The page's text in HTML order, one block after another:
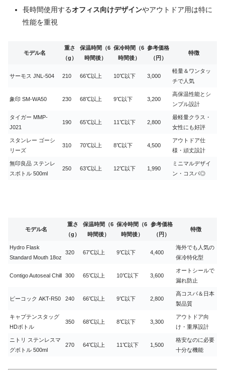
長時間使用するオフィス向けデザインやアウトドア用は特に
性能を重視
モデル名
重さ
（g）
保温時間（6
時間後）
保冷時間（6
時間後）
参考価格
（円）
特徴
サーモス JNL-504 210 66℃以上 10℃以下 3,000
軽量＆ワンタッ
チで人気
象印 SM-WA50 230 68℃以上 9℃以下 3,200
高保温性能とシ
ンプル設計
タイガー MMP-
J021
190 65℃以上 11℃以下 2,800
最軽量クラス・
女性にも好評
スタンレー ゴーシ
リーズ
310 70℃以上 8℃以下 4,500
アウトドア仕
様・頑丈設計
無印良品 ステンレ
スボトル 500ml
250 63℃以上 12℃以下 1,990
ミニマルデザイ
ン・コスパ◎
モデル名
重さ
（g）
保温時間（6
時間後）
保冷時間（6
時間後）
参考価格
（円）
特徴
Hydro Flask
Standard Mouth 18oz
320 67℃以上 9℃以下 4,400
海外でも人気の
保冷特化型
Contigo Autoseal Chill 300 65℃以上 10℃以下 3,600
オートシールで
漏れ防止
ピーコック AKT-R50 240 66℃以上 9℃以下 2,800
高コスパ＆日本
製品質
キャプテンスタッグ
HDボトル
350 68℃以上 8℃以下 3,300
アウトドア向
け・重厚設計
ニトリ ステンレスマ
グボトル 500ml
270 64℃以上 11℃以下 1,500
格安なのに必要
十分な機能